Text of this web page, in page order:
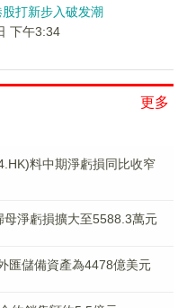
股打新步入破发潮
下午3:34
更多
料中期淨虧損同比收窄
淨虧損擴大至5588.3萬元
匯儲備資產為4478億美元